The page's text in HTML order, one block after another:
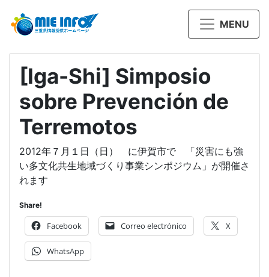
MENU
[Iga-Shi] Simposio
sobre Prevención de
Terremotos
2012年７月１日（日） に伊賀市で 「災害にも強
い多文化共生地域づくり事業シンポジウム」が開催さ
れます
Share!
Facebook Correo electrónico X
WhatsApp